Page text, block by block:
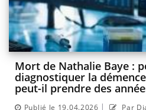
Mort de Nathalie Baye :
diagnostiquer la
peut-il prendre des
Publié le 19.04.2026 | Par